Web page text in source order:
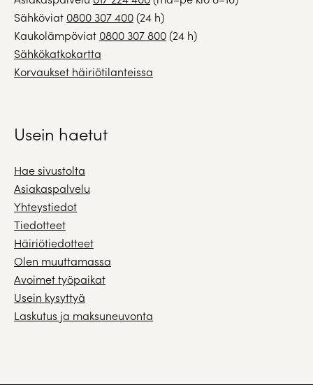
Sähköviat 0800 307 400(24 h)
Kaukolämpöviat 0800 307 800(24 h)
Sähkökatkokartta
Korvaukset häiriötilanteissa
Usein haetut
Hae sivustolta
Asiakaspalvelu
Yhteystiedot
Tiedotteet
Häiriötiedotteet
Olen muuttamassa
Avoimet työpaikat
Usein kysyttyä
Laskutus ja maksuneuvonta